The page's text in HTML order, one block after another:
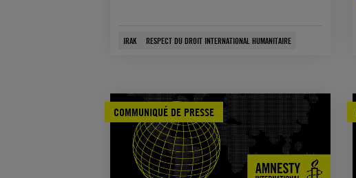
IRAK RESPECT DU DROIT INTERNATIONAL HUMANITAIRE
COMMUNIQUÉ DE PRESSE